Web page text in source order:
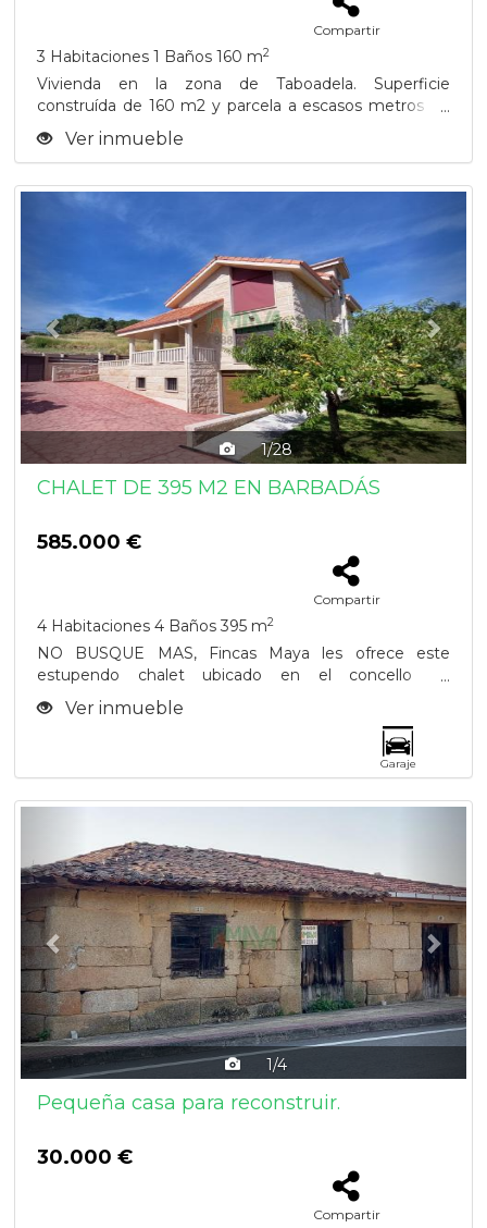
Compartir
3 Habitaciones 1 Baños 160 m2
Vivienda en la zona de Taboadela. Superficie
construída de 160 m2 y parcela a escasos metros de
la...
Ver inmueble
1/28
Previous
CHALET DE 395 M2 EN BARBADÁS
585.000 €
Compartir
4 Habitaciones 4 Baños 395 m2
NO BUSQUE MAS, Fincas Maya les ofrece este
estupendo chalet ubicado en el concello de
Barbadás....
Ver inmueble
Garaje
1/4
Pequeña casa para reconstruir.
30.000 €
Compartir